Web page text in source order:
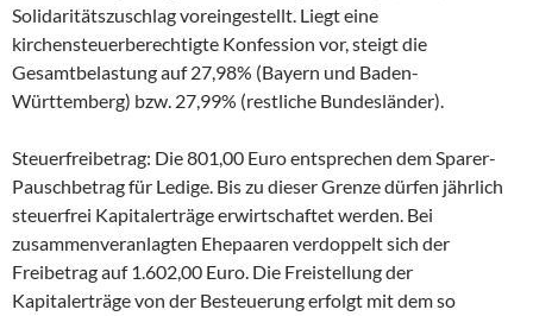
Solidaritätszuschlag voreingestellt. Liegt eine
kirchensteuerberechtigte Konfession vor, steigt die
Gesamtbelastung auf 27,98% (Bayern und Baden-
Württemberg) bzw. 27,99% (restliche Bundesländer).
Steuerfreibetrag: Die 801,00 Euro entsprechen dem Sparer-
Pauschbetrag für Ledige. Bis zu dieser Grenze dürfen jährlich
steuerfrei Kapitalerträge erwirtschaftet werden. Bei
zusammenveranlagten Ehepaaren verdoppelt sich der
Freibetrag auf 1.602,00 Euro. Die Freistellung der
Kapitalerträge von der Besteuerung erfolgt mit dem so